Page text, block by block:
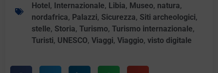
Hotel, Internazionale, Libia, Museo, natura,
nordafrica, Palazzi, Sicurezza, Siti archeologici,
stelle, Storia,Turismo,Turismo internazionale,
Turisti, UNESCO,Viaggi,Viaggio,visto digitale